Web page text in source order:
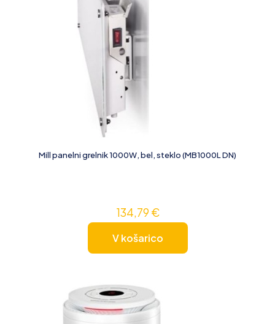
Mill panelni grelnik 1000W, bel, steklo (MB1000L DN)
134,79€
V košarico